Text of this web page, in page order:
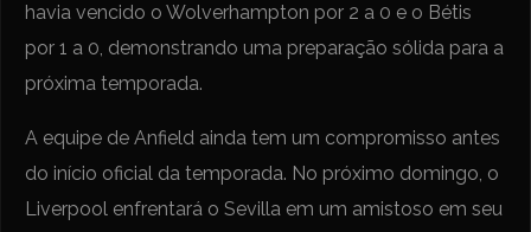
havia vencido o Wolverhampton por 2 a 0 e o Bétis
por 1 a 0, demonstrando uma preparação sólida para a
próxima temporada.
A equipe de Anfield ainda tem um compromisso antes
do início oficial da temporada. No próximo domingo, o
Liverpool enfrentará o Sevilla em um amistoso em seu